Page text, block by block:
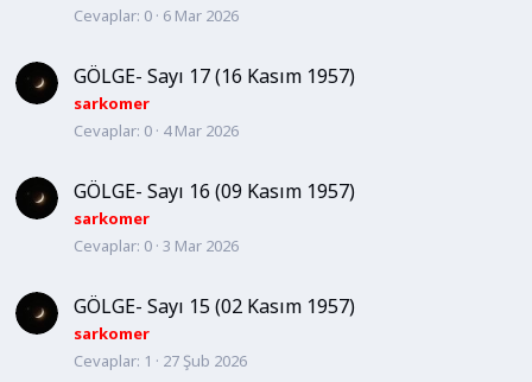
Cevaplar 0 6 Mar 2026
GÖLGE- Sayı 17 (16 Kasım 1957)
sarkomer
Cevaplar 0 4 Mar 2026
GÖLGE- Sayı 16 (09 Kasım 1957)
sarkomer
Cevaplar 0 3 Mar 2026
GÖLGE- Sayı 15 (02 Kasım 1957)
sarkomer
Cevaplar 1 27 Şub 2026